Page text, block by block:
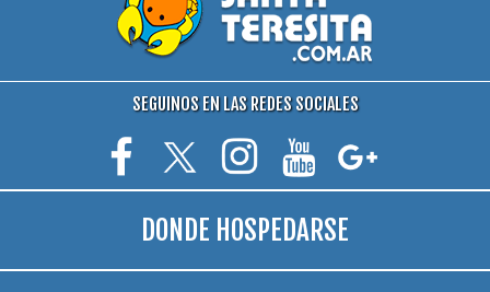
SEGUINOS EN LAS REDES SOCIALES
DONDE HOSPEDARSE